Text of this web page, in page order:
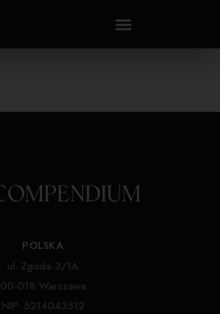
POLSKA
ul. Zgoda 3/1A
00-018 Warszawa
NIP: 5214043512